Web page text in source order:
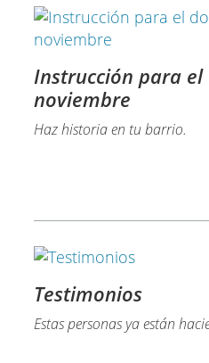
Instrucción para el
noviembre
Haz historia en tu barrio.​
Testimonios
Estas personas ya están